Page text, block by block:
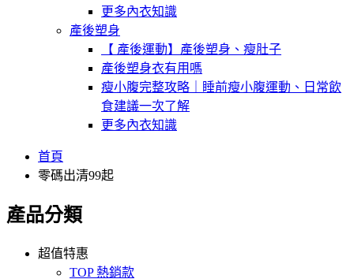
更多內衣知識
產後塑身
【 產後運動】產後塑身、瘦肚子
產後塑身衣有用嗎
瘦小腹完整攻略｜睡前瘦小腹運動、日常飲
食建議一次了解
更多內衣知識
首頁
零碼出清99起
產品分類
超值特惠
TOP 熱銷款